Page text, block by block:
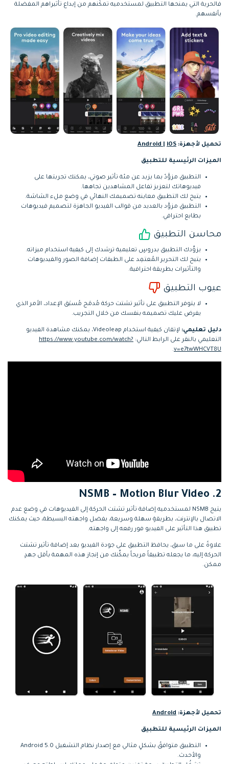
فالحرية التي يمنحها التطبيق لمستخدميه تمكِّنهم من إبداع تأثيراهم المفضلة
بأنفسهم.
تحميل لأجهزة: Android iOS
الميزات الرئيسية للتطبيق
التطبيق مزوَّدٌ بما يزيد عن مئة تأثير صوتي، يمكنك تجربتها على
فيديوهاتك لتعزيز تفاعل المشاهدين تجاهها.
يتيح لك التطبيق معاينه تصميمك النهائي في وضع ملء الشاشة.
التطبيق مزوَّد بالعديد من قوالب الفيديو الجاهزة لتصميم فيديوهات
بطابع احترافي.
محاسن التطبيق
يزوِّدك التطبيق بدروسٍ تعليمية ترشدك إلى كيفية استخدام ميزاته.
يتيح لك التحرير المُعتمِد على الطبقات إضافة الصور والفيديوهات
والتأثيرات بطريقة احترافية.
عيوب التطبيق
لا يتوفر التطبيق على تأثير تشتت حركة مُدمَج مُسبَق الإعداد، الأمر الذي
يفرض عليك تصميمه بنفسك من خلال التجريب.
دليل تعليمي:
لإتقان كيفية استخدام Videoleap، يمكنك مشاهدة الفيديو
التعليمي بالنقر على الرابط التالي: https://www.youtube.com/watch?
v=e7twWHCVT8U
.
2. NSMB – Motion Blur Video
يتيح NSMB لمستخدميه إضافة تأثير تشتت الحركة إلى الفيديوهات في وضع عدم
الاتصال بالإنترنت، بطريقةٍ سهلة وسريعة، بفضل واجهته البسيطة، حيث يمكنك
تطبيق هذا التأثير على الفيديو فور رفعه إلى واجهته.
علاوةً على ما سبق، يحافظ التطبيق على جودة الفيديو بعد إضافة تأثير تشتت
الحركة إليه، ما يجعله تطبيقاُ مريحاً يمكِّنك من إنجاز هذه المهمة بأقل جهدٍ
ممكن.
تحميل لأجهزة: Android
الميزات الرئيسية للتطبيق
التطبيق متوافقٌ بشكلٍ مثالي مع إصدار نظام التشغيل Android 5.0
والأحدث.